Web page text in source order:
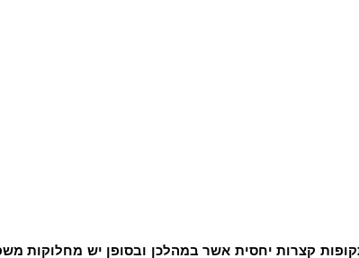
קצרות יחסית אשר במהלכן ובסופן יש מחלוקות